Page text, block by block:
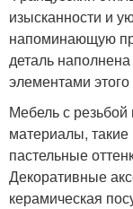
изысканности и
напоминающую
деталь
элементами
Мебель с
материалы, такие
пастельные
Декоративные
керамическая